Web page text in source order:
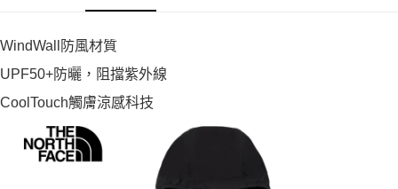
WindWall防風材質
UPF50+防曬，阻擋紫外線
CoolTouch觸膚涼感科技